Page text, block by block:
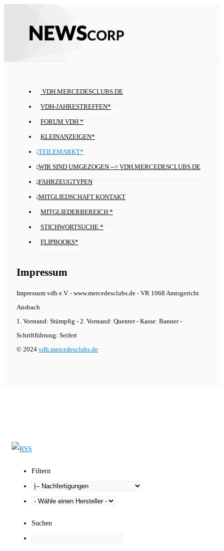
VDH.MERCEDESCLUBS.DE
VDH-JAHRESTREFFEN*
FORUM VDH *
KLEINANZEIGEN*
TEILEMARKT*
WIR SIND UMGEZOGEN --> VDH.MERCEDESCLUBS.DE
FAHRZEUGTYPEN
MITGLIEDSCHAFT KONTAKT
MITGLIEDERBEREICH *
STICHWORTSUCHE *
FLIPBOOKS*
Impressum
Impressum vdh e.V. - www.mercedesclubs.de - VR 1068 Amtsgericht
Ansbach
1. Vorstand: Stümpfig - 2. Vorstand: Quenter - Kasse: Banner -
Schriftführung: Seifert
© 2024 vdh.mercedesclubs.de
Filtern
Suchen